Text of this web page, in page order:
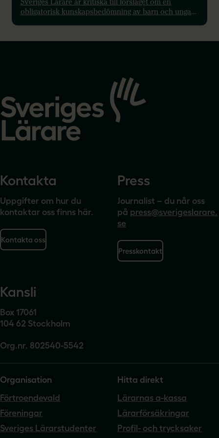
Sveriges Lärare är kritiska till förslaget om en
obligatorisk kunskapsbedömning av barn och unga i
utredningen.
startsidan
Kontakta
Uppgifter om hur du
kontaktar oss finns här.
Kontakta oss
Press
Journalist – du når oss
på press@sverigeslarare.
se
Presskontakt
Kansli
Box 17061
104 62 Stockholm
Org.nr. 802540-5542
Organisation
Förtroendevald
Föreningar
Sveriges Lärarstudenter
Hitta direkt
Lärarnas a-kassa
Lärarförsäkringar
Profil- och trycksaker